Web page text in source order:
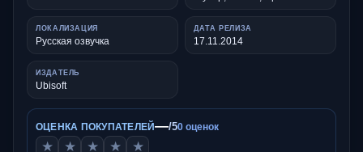
ЛОКАЛИЗАЦИЯ
Русская озвучка
ДАТА РЕЛИЗА
17.11.2014
ИЗДАТЕЛЬ
Ubisoft
ОЦЕНКА ПОКУПАТЕЛЕЙ—/50 оценок
★ ★ ★ ★ ★